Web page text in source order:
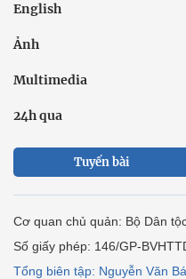
English
Ảnh
Multimedia
24h qua
Tuyến bài
Cơ quan chủ quản: Bộ Dân
Số giấy phép: 146/GP-
Tổng biên tập: Nguyễn Văn Bá